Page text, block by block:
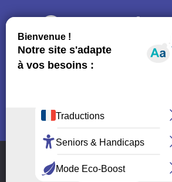
Questions
fréquentes
contacter
et
En poursuivant votre navigation sur ce site,
cookies dans le but de réaliser des statistiques
pouvez à tout moment désactiver ce suivi